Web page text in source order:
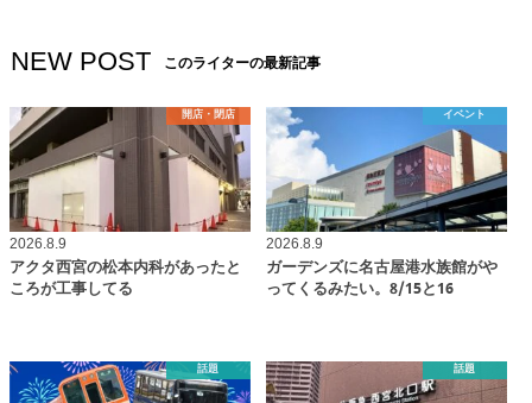
NEW POST このライターの最新記事
開店・閉店
2026.8.9
アクタ西宮の松本内科があったと
ころが工事してる
イベント
2026.8.9
ガーデンズに名古屋港水族館がや
ってくるみたい。8/15と16
話題 話題